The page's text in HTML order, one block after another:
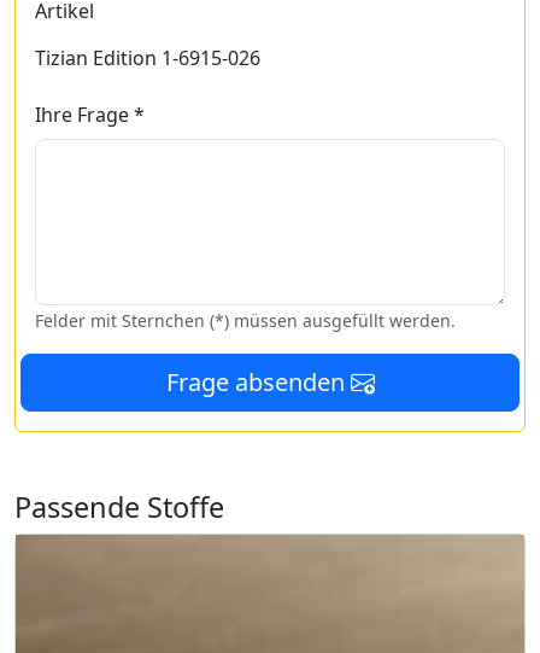
Artikel
Tizian Edition 1-6915-026
Ihre Frage *
Felder mit Sternchen (*) müssen ausgefüllt werden.
Frage absenden
Passende Stoffe